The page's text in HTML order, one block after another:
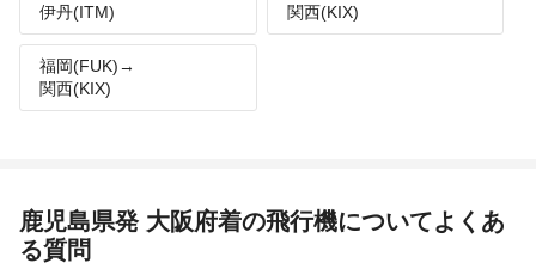
伊丹(ITM)
関西(KIX)
福岡(FUK)→
関西(KIX)
鹿児島県発 大阪府着の飛行機についてよくあ
る質問